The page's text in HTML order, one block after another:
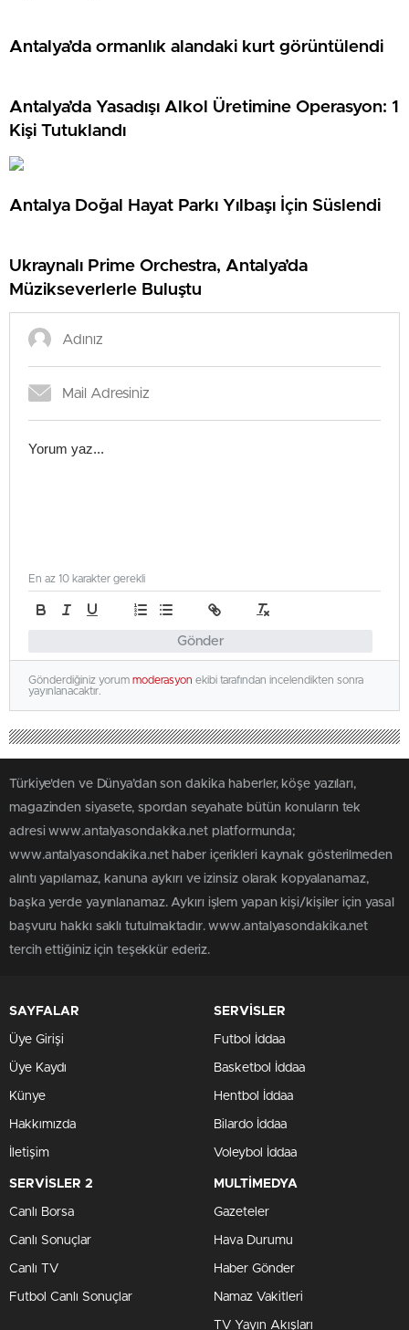
Antalya’da ormanlık alandaki kurt görüntülendi
Antalya’da Yasadışı Alkol Üretimine Operasyon: 1
Kişi Tutuklandı
Antalya Doğal Hayat Parkı Yılbaşı İçin Süslendi
Ukraynalı Prime Orchestra, Antalya’da
Müzikseverlerle Buluştu
Gönder
En az 10 karakter gerekli
Gönderdiğiniz yorum moderasyon ekibi tarafından incelendikten sonra
yayınlanacaktır.
Türkiye'den ve Dünya’dan son dakika haberler, köşe yazıları,
magazinden siyasete, spordan seyahate bütün konuların tek
adresi www.antalyasondakika.net platformunda;
www.antalyasondakika.net haber içerikleri kaynak gösterilmeden
alıntı yapılamaz, kanuna aykırı ve izinsiz olarak kopyalanamaz,
başka yerde yayınlanamaz. Aykırı işlem yapan kişi/kişiler için yasal
başvuru hakkı saklı tutulmaktadır. www.antalyasondakika.net
tercih ettiğiniz için teşekkür ederiz.
SAYFALAR
Üye Girişi
Üye Kaydı
Künye
Hakkımızda
İletişim
SERVİSLER
Futbol İddaa
Basketbol İddaa
Hentbol İddaa
Bilardo İddaa
Voleybol İddaa
SERVİSLER 2
Canlı Borsa
Canlı Sonuçlar
Canlı TV
Futbol Canlı Sonuçlar
MULTİMEDYA
Gazeteler
Hava Durumu
Haber Gönder
Namaz Vakitleri
TV Yayın Akışları